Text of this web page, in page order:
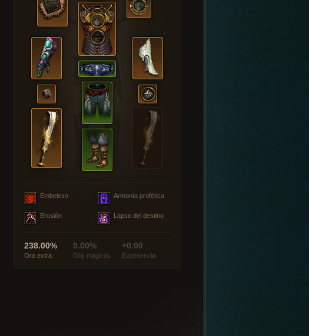
Embeleso Armonía profética
Erosión Lapso del destino
238.00%
Oro extra
0.00%
Obj. mágicos
+0.00
Experiencia